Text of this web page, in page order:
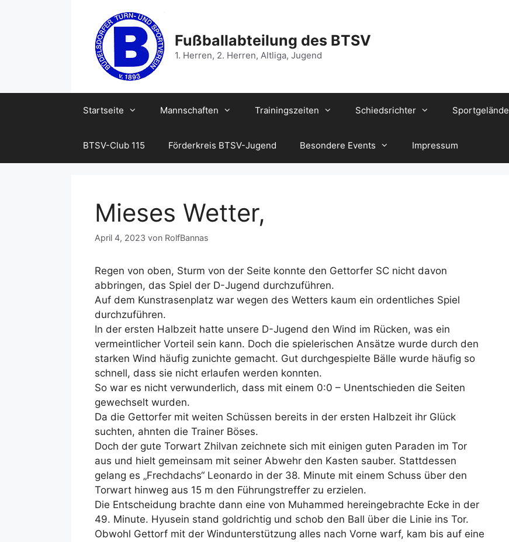
Fußballabteilung des BTSV
1. Herren, 2. Herren, Altliga, Jugend
Startseite Mannschaften Trainingszeiten Schiedsrichter Sportgelände
BTSV-Club 115 Förderkreis BTSV-Jugend Besondere Events Impressum
Mieses Wetter,
April 4, 2023 von RolfBannas
Regen von oben, Sturm von der Seite konnte den Gettorfer SC nicht davon
abbringen, das Spiel der D-Jugend durchzuführen.
Auf dem Kunstrasenplatz war wegen des Wetters kaum ein ordentliches Spiel
durchzuführen.
In der ersten Halbzeit hatte unsere D-Jugend den Wind im Rücken, was ein
vermeintlicher Vorteil sein kann. Doch die spielerischen Ansätze wurde durch den
starken Wind häufig zunichte gemacht. Gut durchgespielte Bälle wurde häufig so
schnell, dass sie nicht erlaufen werden konnten.
So war es nicht verwunderlich, dass mit einem 0:0 – Unentschieden die Seiten
gewechselt wurden.
Da die Gettorfer mit weiten Schüssen bereits in der ersten Halbzeit ihr Glück
suchten, ahnten die Trainer Böses.
Doch der gute Torwart Zhilvan zeichnete sich mit einigen guten Paraden im Tor
aus und hielt gemeinsam mit seiner Abwehr den Kasten sauber. Stattdessen
gelang es „Frechdachs“ Leonardo in der 38. Minute mit einem Schuss über den
Torwart hinweg aus 15 m den Führungstreffer zu erzielen.
Die Entscheidung brachte dann eine von Muhammed hereingebrachte Ecke in der
49. Minute. Hyusein stand goldrichtig und schob den Ball über die Linie ins Tor.
Obwohl Gettorf mit der Windunterstützung alles nach Vorne warf, kam bis auf eine